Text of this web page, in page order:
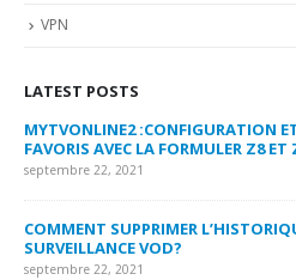
VPN
LATEST POSTS
MYTVONLINE2 :CONFIGURATION
FAVORIS AVEC LA FORMULER Z8 ET
septembre 22, 2021
COMMENT SUPPRIMER
SURVEILLANCE VOD?
septembre 22, 2021